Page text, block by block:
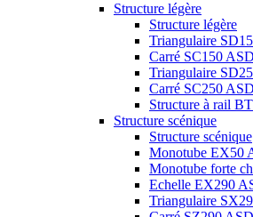
Structure légère
Structure légère
Triangulaire
Carré SC150 ASD
Triangulaire
Carré SC250 ASD
Structure à rail
Structure scénique
Structure scénique
Monotube EX50
Monotube forte
Echelle EX290
Triangulaire